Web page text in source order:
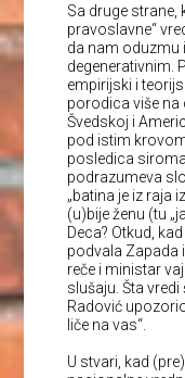
Sa druge strane,
pravoslavne“
da nam oduzmu
degenerativnim.
empirijski i
porodica više na
Švedskoj i
pod istim
posledica
podrazumeva
„batina je iz raja
(u)bije ženu (tu
Deca? Otkud,
podvala Zapada
reče i ministar
slušaju. Šta
Radović
liče na vas“.
U stvari, kad